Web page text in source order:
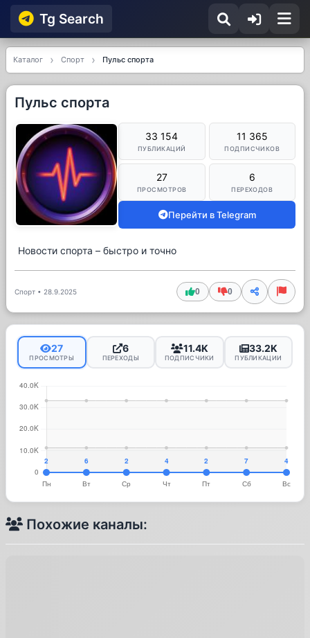
Tg Searсh
Каталог Спорт Пульс спорта
Пульс спорта
33 154
ПУБЛИКАЦИЙ
11 365
ПОДПИСЧИКОВ
27
ПРОСМОТРОВ
6
ПЕРЕХОДОВ
Перейти в Telegram
Новости спорта – быстро и точно
Спорт • 28.9.2025 0 0
27
ПРОСМОТРЫ
6
ПЕРЕХОДЫ
11.4K
ПОДПИСЧИКИ
33.2K
ПУБЛИКАЦИИ
Похожие каналы: